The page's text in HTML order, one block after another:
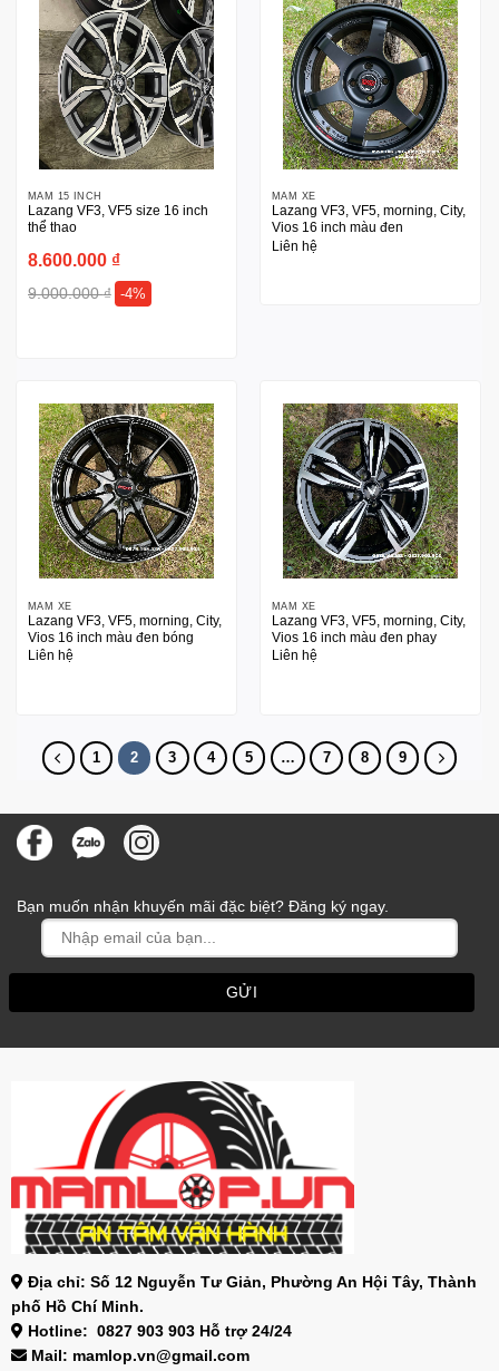
MÂM 15 INCH
Lazang VF3, VF5 size 16 inch
thể thao
8.600.000 ₫
9.000.000₫ -4%
MÂM XE
Lazang VF3, VF5, morning, City,
Vios 16 inch màu đen
Liên hệ
MÂM XE
Lazang VF3, VF5, morning, City,
Vios 16 inch màu đen bóng
Liên hệ
MÂM XE
Lazang VF3, VF5, morning, City,
Vios 16 inch màu đen phay
Liên hệ
1 2 3 4 5 … 7 8 9
Bạn muốn nhận khuyến mãi đặc biệt? Đăng ký ngay.
Địa chỉ: Số 12 Nguyễn Tư Giản, Phường An Hội Tây, Thành
phố Hồ Chí Minh.
Hotline: 0827 903 903 Hỗ trợ 24/24
Mail: mamlop.vn@gmail.com